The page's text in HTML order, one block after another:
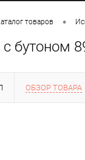
товаров •
бутоном
ОБЗОР ТОВАРА